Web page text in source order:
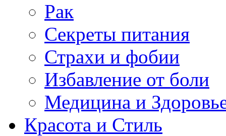
Рак
Секреты питания
Страхи и фобии
Избавление от боли
Медицина и
Красота и Стиль